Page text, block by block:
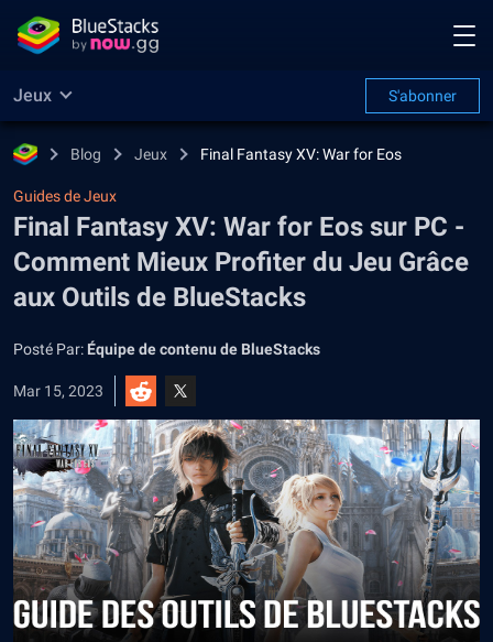
Jeux S'abonner
Blog Jeux Final Fantasy XV: War for Eos
Guides de Jeux
Final Fantasy XV: War for Eos sur PC -
Comment Mieux Profiter du Jeu Grâce
aux Outils de BlueStacks
Posté Par: Équipe de contenu de BlueStacks
Mar 15, 2023